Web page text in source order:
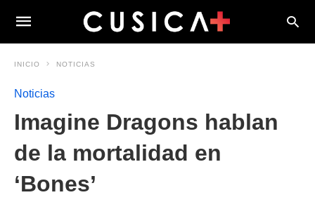
INICIO NOTICIAS
Noticias
Imagine Dragons hablan
de la mortalidad en
‘Bones’